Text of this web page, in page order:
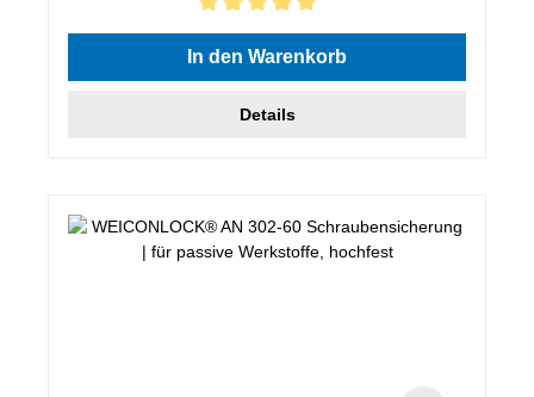
Durchschnittliche Bewertung von 5 von 5 Sternen
In den Warenkorb
Details